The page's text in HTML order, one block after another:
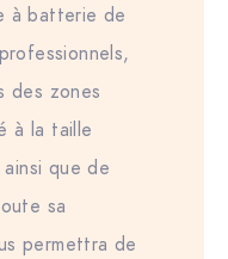
à batterie de
des zones
à la taille
que de
sa
permettra de